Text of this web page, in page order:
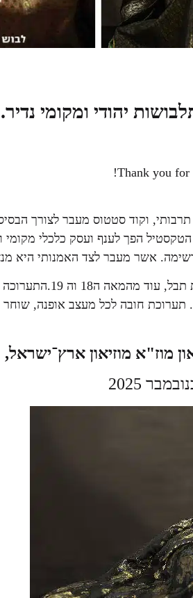
יהודי ומקומי נדיר.
Thank you for
וקוד סטטוס מעבר לצורך
הפך לענף ועסק כלכלי מקומי
אשר מעבר לצד האמנותי היא
תרבות מפוארת של
תערוכת חובה לכל מעצב אופנה,
מוז"א מוזיאון